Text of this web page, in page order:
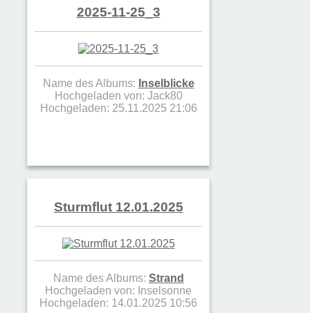
2025-11-25_3
Name des Albums: Inselblicke
Hochgeladen von: Jack80
Hochgeladen: 25.11.2025 21:06
Sturmflut 12.01.2025
Name des Albums: Strand
Hochgeladen von: Inselsonne
Hochgeladen: 14.01.2025 10:56